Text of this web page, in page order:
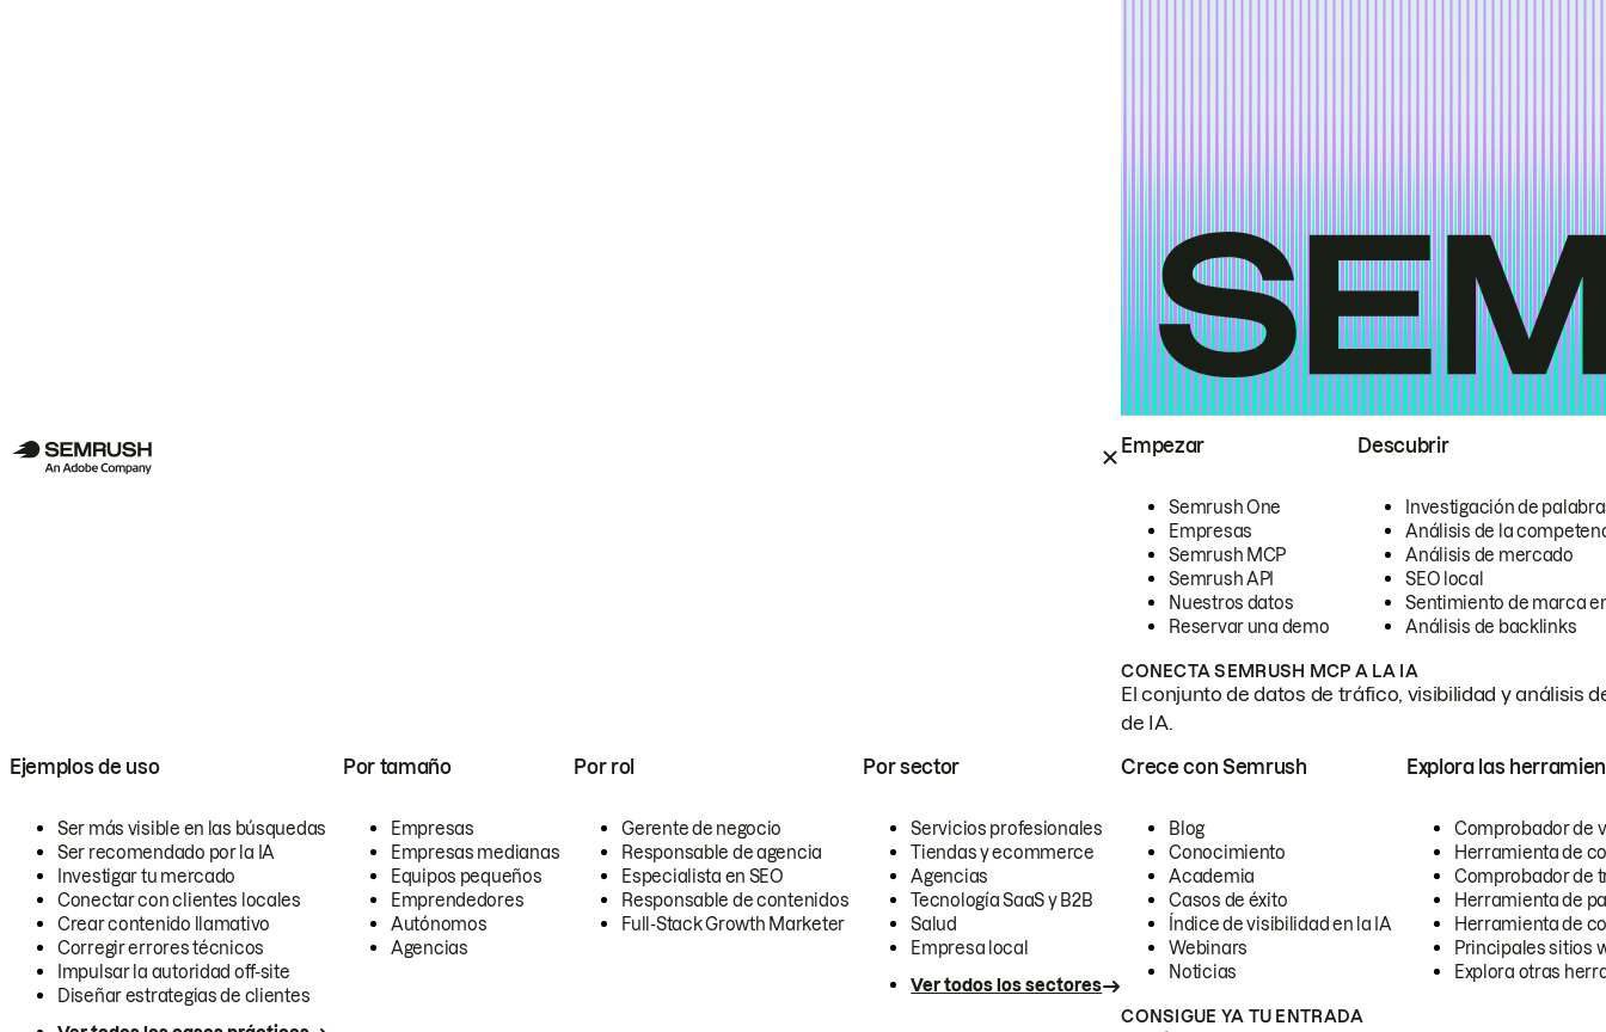
Empezar
Semrush One
Empresas
Semrush MCP
Semrush API
Nuestros datos
Reservar una demo
Descubrir
Investigación de
Análisis de la
Análisis de mercado
SEO local
Sentimiento de marca
Análisis de backlinks
CONECTA SEMRUSH MCP A LA IA
El conjunto de datos de tráfico, visibilidad y análisis
de IA.
Ejemplos de uso
Ser más visible en las búsquedas
Ser recomendado por la IA
Investigar tu mercado
Conectar con clientes locales
Crear contenido llamativo
Corregir errores técnicos
Impulsar la autoridad off-site
Diseñar estrategias de clientes
Por tamaño
Empresas
Empresas medianas
Equipos pequeños
Emprendedores
Autónomos
Agencias
Por rol
Gerente de negocio
Responsable de agencia
Especialista en SEO
Responsable de contenidos
Full-Stack Growth Marketer
Por sector
Servicios profesionales
Tiendas y ecommerce
Agencias
Tecnología SaaS y B2B
Salud
Empresa local
Ver todos los sectores
Crece con Semrush
Blog
Conocimiento
Academia
Casos de éxito
Índice de visibilidad en la IA
Webinars
Noticias
Explora las
Comprobador de
Herramienta de
Comprobador de
Herramienta de
Herramienta de
Principales sitios
Explora otras
CONSIGUE YA TU ENTRADA